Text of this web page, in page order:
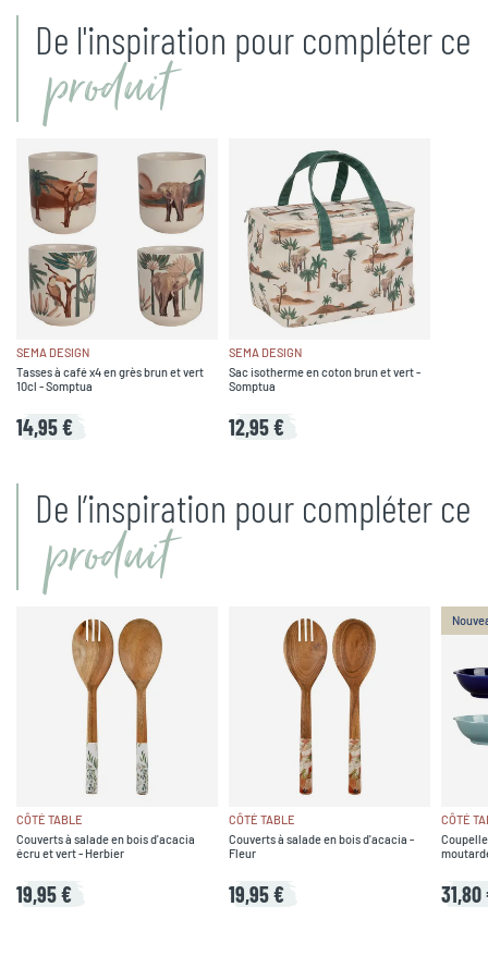
De l'inspiration pour compléter ce
produit
SEMA DESIGN
Tasses à café x4 en grès brun et vert
10cl - Somptua
14,95 €
SEMA DESIGN
Sac isotherme en coton brun et vert -
Somptua
12,95 €
De l’inspiration pour compléter ce
produit
CÔTÉ TABLE
Couverts à salade en bois d'acacia
écru et vert - Herbier
19,95 €
CÔTÉ TABLE
Couverts à salade en bois d'acacia -
Fleur
19,95 €
CÔTÉ
31,80